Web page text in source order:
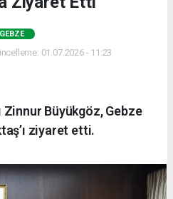
GEBZE
01.07.2026 - 11:23
Zinnur Büyükgöz, Gebze
ziyaret etti.